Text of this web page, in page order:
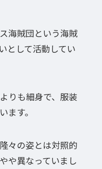
海賊団という海賊
として活動してい
りも細身で、服装
ます。
々の姿とは対照的
や異なっていまし